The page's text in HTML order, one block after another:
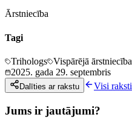
Ārstniecība
Tagi
Trihologs Vispārējā ārstniecība
2025. gada 29. septembris
Dalīties ar rakstu Visi raksti
Jums ir jautājumi?